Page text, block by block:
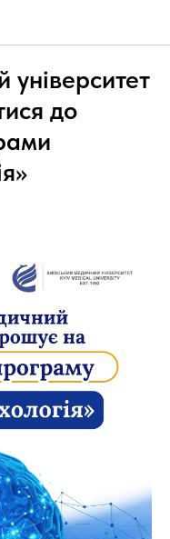
університет
до